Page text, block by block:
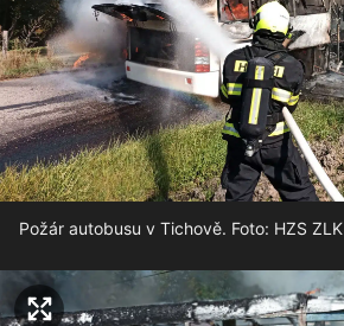
Požár autobusu v Tichově. Foto: HZS ZLK